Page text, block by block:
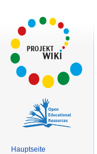
Hauptseite